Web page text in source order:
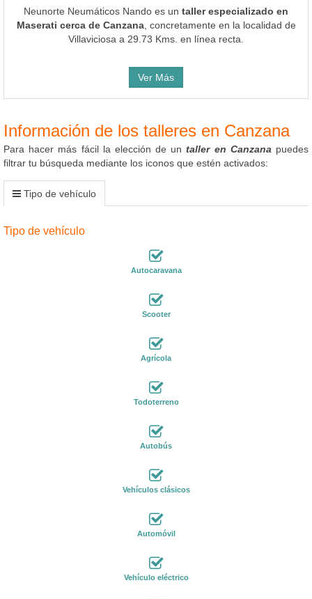
Neunorte Neumáticos Nando es un taller especializado en
Maserati cerca de Canzana, concretamente en la localidad de
Villaviciosa a 29.73 Kms. en línea recta.
Ver Más
Información de los talleres en Canzana
Para hacer más fácil la elección de untaller en Canzana puedes
filtrar tu búsqueda mediante los iconos que estén activados:
Tipo de vehículo
Tipo de vehículo
Autocaravana
Scooter
Agrícola
Todoterreno
Autobús
Vehículos clásicos
Automóvil
Vehículo eléctrico